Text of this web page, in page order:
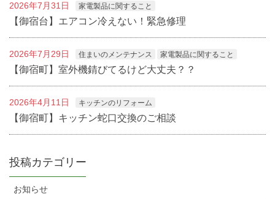
2026年7月31日 家電製品に関すること
【御宿台】エアコン冷えない！緊急修理
2026年7月29日 住まいのメンテナンス 家電製品に関すること
【御宿町】室外機錆びてるけど大丈夫？？
2026年4月11日 キッチンのリフォーム
【御宿町】キッチン蛇口交換のご相談
投稿カテゴリー
お知らせ